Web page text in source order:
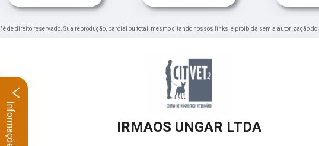
" é de direito reservado. Sua reprodução, parcial ou total, mesmo citando nossos links, é proibida sem a autorização
IRMAOS UNGAR LTDA
Informações